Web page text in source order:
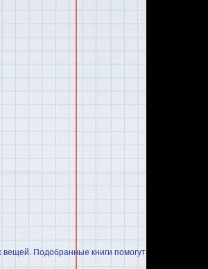
Подобранные книги помогут